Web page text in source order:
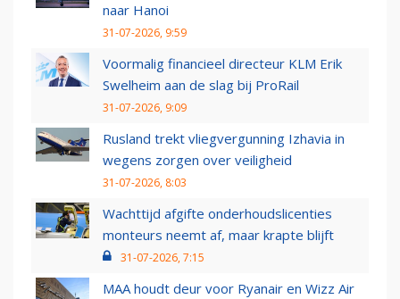
naar Hanoi
31-07-2026, 9:59
Voormalig financieel directeur KLM Erik
Swelheim aan de slag bij ProRail
31-07-2026, 9:09
Rusland trekt vliegvergunning Izhavia in
wegens zorgen over veiligheid
31-07-2026, 8:03
Wachttijd afgifte onderhoudslicenties
monteurs neemt af, maar krapte blijft
31-07-2026, 7:15
MAA houdt deur voor Ryanair en Wizz Air